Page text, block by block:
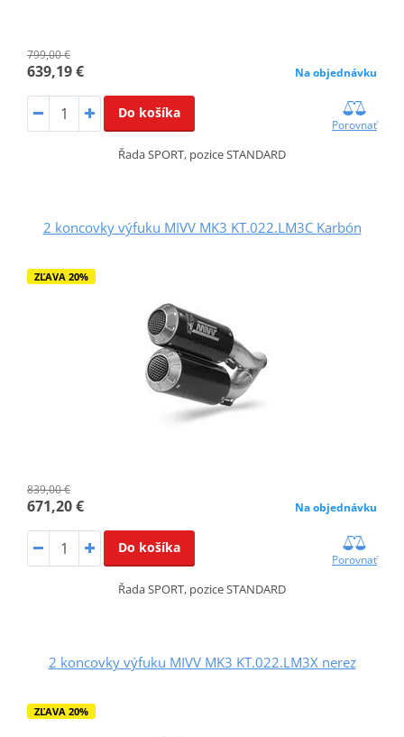
799,00 €
639,19 € Na objednávku
Do košíka
Porovnať
Řada SPORT, pozice STANDARD
2 koncovky výfuku MIVV MK3 KT.022.LM3C Karbón
ZĽAVA 20%
839,00 €
671,20 € Na objednávku
Do košíka
Porovnať
Řada SPORT, pozice STANDARD
2 koncovky výfuku MIVV MK3 KT.022.LM3X nerez
ZĽAVA 20%